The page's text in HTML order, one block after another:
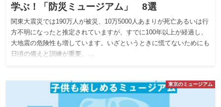
学ぶ！「防災ミュージアム」 8選
関東大震災では190万人が被災、10万5000人あまりが死亡あるいは行
方不明になったと推定されていますが、すでに100年以上が経過し、
大地震の危険性も増しています。いざというときに慌てないためにも
日頃の備えと訓練が重要。…
東京のミュージアム